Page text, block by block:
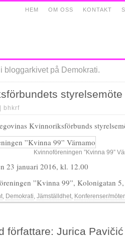
KONTAKT
OM OSS
HEM
bloggarkivet på Demokrati.
styrelsemöte
bhkrf
Kvinnoriksförbunds
Kvinnoföreningen ”Kvinna 99”
23 januari 2016, kl. 12.00
”Kvinna 99”, Kolonigatan
, Demokrati, Jämställdhet, Konferenser/
författare: Jurica Pavičić